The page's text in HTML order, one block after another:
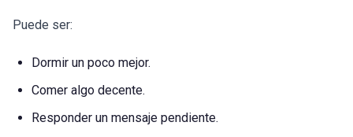
Puede ser:
Dormir un poco mejor.
Comer algo decente.
Responder un mensaje pendiente.